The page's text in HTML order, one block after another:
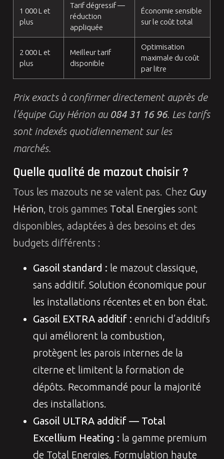
1 000 L et
plus
Tarif dégressif —
réduction
appliquée
Économie sensible
sur le coût total
2 000 L et
plus
Meilleur tarif
disponible
Optimisation
maximale du coût
par litre
Prix exacts à confirmer directement auprès de
l’équipe Guy Hérion au 084 31 16 96. Les tarifs
sont indexés quotidiennement sur les
marchés.
Quelle qualité de mazout choisir ?
Tous les mazouts ne se valent pas. Chez Guy
Hérion, trois gammes Total Energies sont
disponibles, adaptées à des besoins et des
budgets différents :
Gasoil standard : le mazout classique,
sans additif. Solution économique pour
les installations récentes et en bon état.
Gasoil EXTRA additif : enrichi d’additifs
qui améliorent la combustion,
protègent les parois internes de la
citerne et limitent la formation de
dépôts. Recommandé pour la majorité
des installations.
Gasoil ULTRA additif — Total
Excellium Heating : la gamme premium
de Total Energies. Formulation haute